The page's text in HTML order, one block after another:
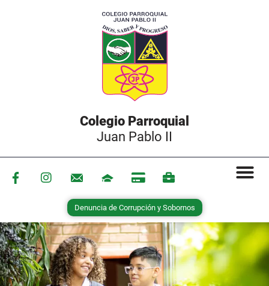
Colegio Parroquial
Juan Pablo II
Denuncia de Corrupción y Sobornos